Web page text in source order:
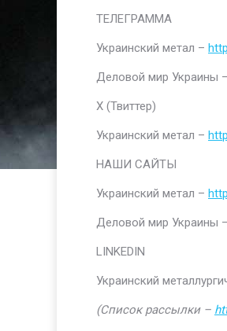
ТЕЛЕГРАММА
Украинский метал –
Деловой мир Украины –
Х (Твиттер)
Украинский метал –
НАШИ САЙТЫ
Украинский метал –
Деловой мир Украины –
LINKEDIN
Украинский
(Список рассылки –